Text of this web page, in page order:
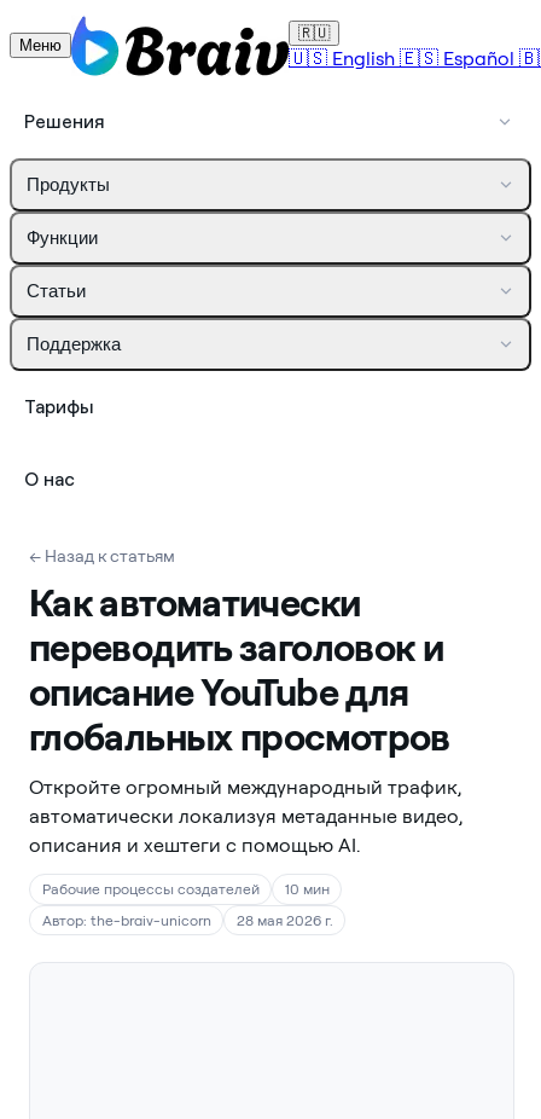
Меню
🇷🇺
🇺🇸 English 🇪🇸 Español
Решения
Продукты
Функции
Статьи
Поддержка
Тарифы
О нас
← Назад к статьям
Как автоматически
переводить заголовок и
описание YouTube для
глобальных просмотров
Откройте огромный международный трафик,
автоматически локализуя метаданные видео,
описания и хештеги с помощью AI.
Рабочие процессы создателей
10 мин
Автор: the-braiv-unicorn
28 мая 2026 г.